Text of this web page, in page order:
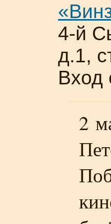
4-й
д.1,
Вход
2